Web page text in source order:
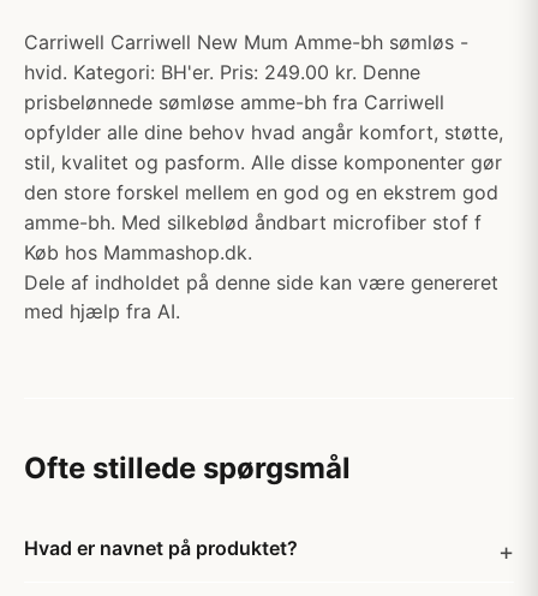
Carriwell Carriwell New Mum Amme-bh sømløs -
hvid. Kategori: BH'er. Pris: 249.00 kr. Denne
prisbelønnede sømløse amme-bh fra Carriwell
opfylder alle dine behov hvad angår komfort, støtte,
stil, kvalitet og pasform. Alle disse komponenter gør
den store forskel mellem en god og en ekstrem god
amme-bh. Med silkeblød åndbart microfiber stof f
Køb hos Mammashop.dk.
Dele af indholdet på denne side kan være genereret
med hjælp fra AI.
Ofte stillede spørgsmål
Hvad er navnet på produktet?